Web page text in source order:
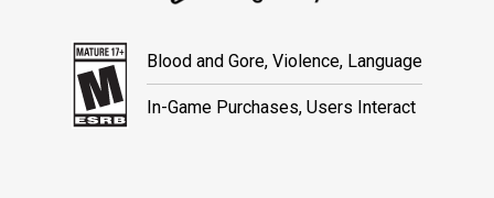
Blood and Gore, Violence, Language
In-Game Purchases, Users Interact